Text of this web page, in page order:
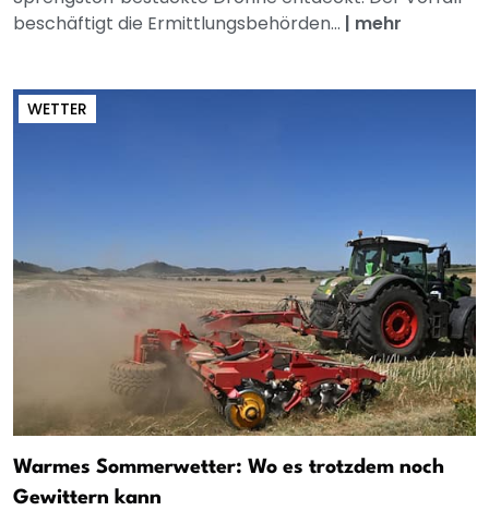
beschäftigt die Ermittlungsbehörden... | mehr
WETTER
Warmes Sommerwetter: Wo es trotzdem noch
Gewittern kann